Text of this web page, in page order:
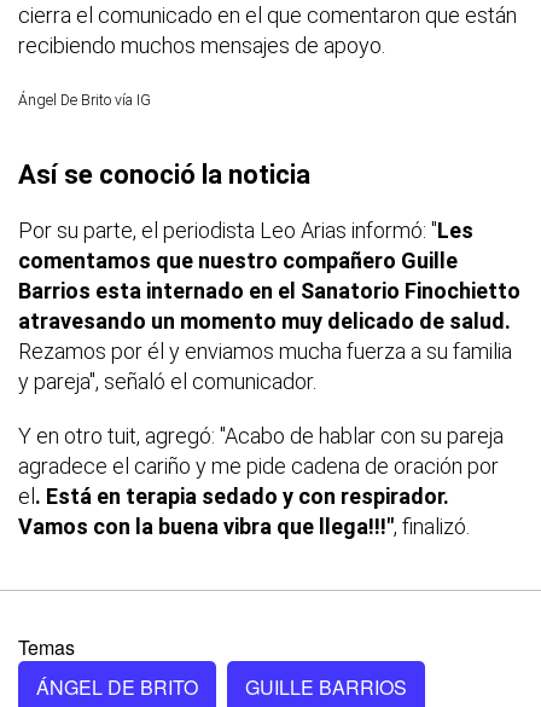
cierra el comunicado en el que comentaron que están
recibiendo muchos mensajes de apoyo.
Ángel De Brito vía IG
Así se conoció la noticia
Por su parte, el periodista Leo Arias informó: "Les
comentamos que nuestro compañero Guille
Barrios esta internado en el Sanatorio Finochietto
atravesando un momento muy delicado de salud.
Rezamos por él y enviamos mucha fuerza a su familia
y pareja", señaló el comunicador.
Y en otro tuit, agregó: "Acabo de hablar con su pareja
agradece el cariño y me pide cadena de oración por
el . Está en terapia sedado y con respirador.
Vamos con la buena vibra que llega!!!", finalizó.
Temas
ÁNGEL DE BRITO
GUILLE BARRIOS